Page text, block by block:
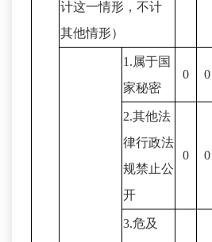
计这一情形，不计
其他情形）
1.属于国
家秘密
0 0
2.其他法
律行政法
规禁止公
开
0 0
3.危及